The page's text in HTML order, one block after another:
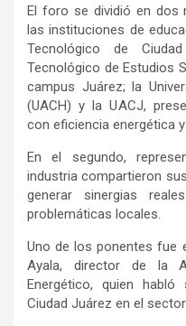
El foro se dividió en dos
las instituciones de
Tecnológico de
Tecnológico de Estudios
campus Juárez; la
(UACH) y la UACJ,
con eficiencia energética
En el segundo,
industria compartieron
generar sinergias
problemáticas locales.
Uno de los ponentes fue
Ayala, director de la
Energético, quien
Ciudad Juárez en el